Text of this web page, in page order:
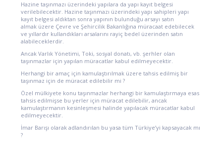
Hazine taşınmazı üzerindeki yapılara da yapı kayıt belgesi
verilebilecektir. Hazine taşınmazı üzerindeki yapı sahipleri yapı
kayıt belgesi aldıktan sonra yapının bulunduğu arsayı satın
almak üzere Çevre ve Şehircilik Bakanlığına müracaat edebilecek
ve yıllardır kullandıkları arsalarını rayiç bedel üzerinden satın
alabileceklerdir.
Ancak Varlık Yönetimi, Toki, sosyal donatı, vb. şerhler olan
taşınmazlar için yapılan müracatlar kabul edilmeyecektir.
Herhangi bir amaç için kamulaştırılmak üzere tahsis edilmiş bir
taşınmaz için de müracat edilebilir mi ?
Özel mülkiyete konu taşınmazlar herhangi bir kamulaştırmaya esas
tahsis edilmişse bu yerler için müracat edilebilir, ancak
kamulaştırmanın kesinleşmesi halinde yapılacak müracatlar kabul
edilmeyecektir.
İmar Barışı olarak adlandırılan bu yasa tüm Türkiye’yi kapsayacak mı
?